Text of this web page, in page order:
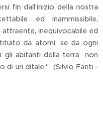
fin dall'inizio della nostra
ed inammissibile,
inequivocabile ed
da atomi, se da ogni
gli abitanti della terra non
di un ditale." (Silvio Fanti -